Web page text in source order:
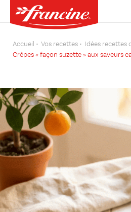
Accueil Vos recettes
Idées recettes
Crêpes « façon suzette » aux saveurs